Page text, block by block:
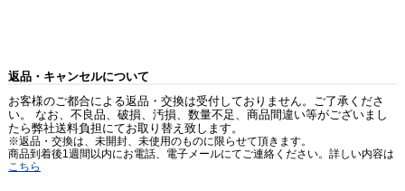
返品・キャンセルについて
お客様のご都合による返品・交換は受付しておりません。ご了承くださ
い。 なお、不良品、破損、汚損、数量不足、商品間違い等がございまし
たら弊社送料負担にてお取り替え致します。
※返品・交換は、未開封、未使用のものに限らせて頂きます。
商品到着後1週間以内にお電話、電子メールにてご連絡ください。詳しい内容は
こちら